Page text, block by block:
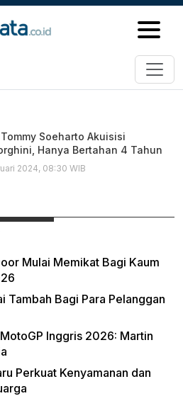
Soeharto Akuisisi
Hanya Bertahan 4 Tahun
2024, 08:30 WIB
Mulai Memikat Bagi Kaum
Tambah Bagi Para Pelanggan
Inggris 2026: Martin
Perkuat Kenyamanan dan